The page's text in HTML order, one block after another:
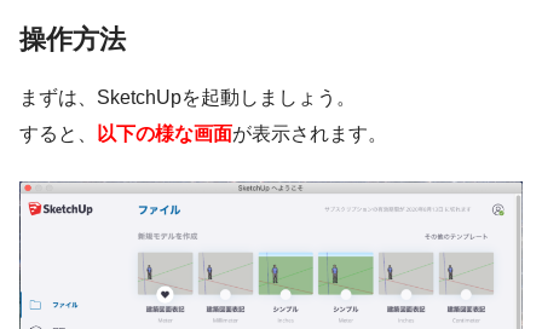
操作方法
まずは、SketchUpを起動しましょう。
すると、
以下の様な画面が表示されます。